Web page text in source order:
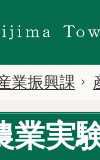
業振興課
業実